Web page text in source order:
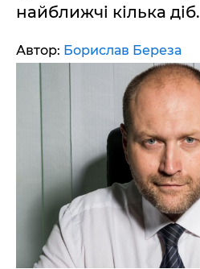
найближчі кілька діб.
Автор: Борислав Береза